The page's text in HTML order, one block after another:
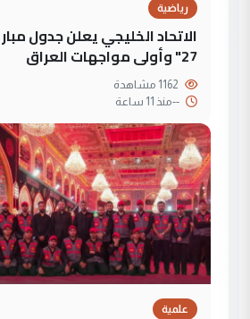
رياضية
الاتحاد الخليجي يعلن جدول
27" وأولى مواجهات العراق
--منذ 11 ساعة
علمية